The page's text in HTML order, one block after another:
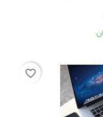
favorite_border